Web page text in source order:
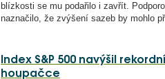
blízkosti se mu podařilo i zavřít.
naznačilo, že zvýšení sazeb by mohlo
Index S&P 500 navýšil
houpačce